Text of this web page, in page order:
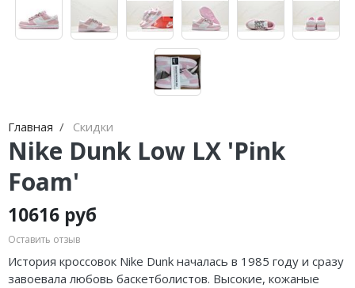
Главная Скидки
Nike Dunk Low LX 'Pink
Foam'
10616 руб
Оставить отзыв
История кроссовок Nike Dunk началась в 1985 году и сразу
завоевала любовь баскетболистов. Высокие, кожаные
Jordan Tatum
Air Jordan 39
Air Jordan 38
Air Jordan 37
Air Jordan 36
Air Jordan 1
Nike Dunk
Nike P-6000
Nike Initiator
Nike Pegasus
Nike Precision
Nike Hyperdunk
adidas Samba
adidas Adistar
adidas adiFOM
adidas Adizero
adidas Harden
adidas Dame
MMY
A Bathing Ape
Travis Scott
Converse
Old Order
LACOSTE